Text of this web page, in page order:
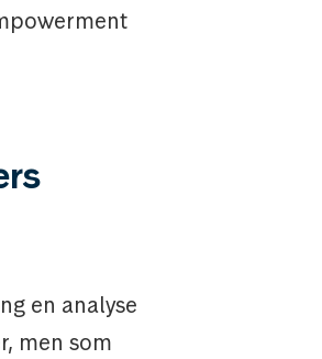
en analyse
men som